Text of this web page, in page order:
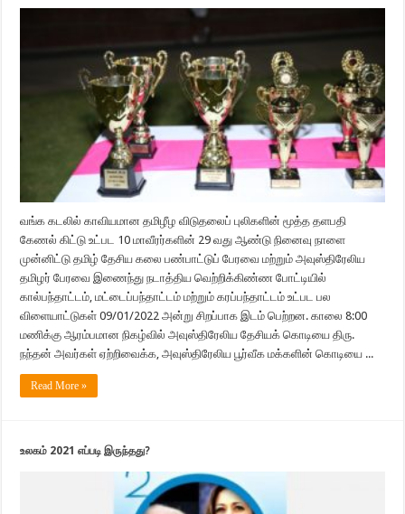
வங்க கடலில் காவியமான தமிழீழ விடுதலைப் புலிகளின் மூத்த தளபதி
கேணல் கிட்டு உட்பட 10 மாவீரர்களின் 29 வது ஆண்டு நினைவு நாளை
முன்னிட்டு தமிழ் தேசிய கலை பண்பாட்டுப் பேரவை மற்றும் அவுஸ்திரேலிய
தமிழர் பேரவை இணைந்து நடாத்திய வெற்றிக்கிண்ண போட்டியில்
கால்பந்தாட்டம், மட்டைப்பந்தாட்டம் மற்றும் கரப்பந்தாட்டம் உட்பட பல
விளையாட்டுகள் 09/01/2022 அன்று சிறப்பாக இடம் பெற்றன. காலை 8:00
மணிக்கு ஆரம்பமான நிகழ்வில் அவுஸ்திரேலிய தேசியக் கொடியை திரு.
நந்தன் அவர்கள் ஏற்றிவைக்க, அவுஸ்திரேலிய பூர்வீக மக்களின் கொடியை ...
Read More »
உலகம் 2021 எப்படி இருந்தது?